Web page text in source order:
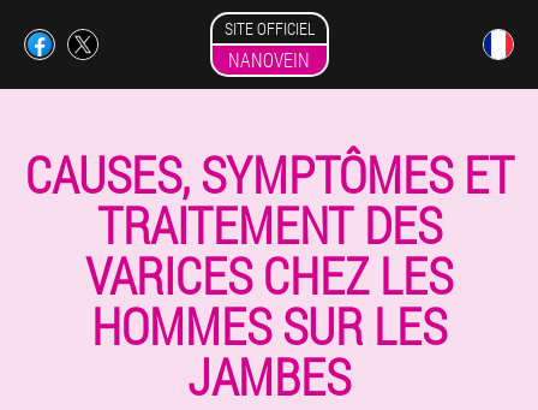
SITE OFFICIEL
NANOVEIN
CAUSES, SYMPTÔMES ET
TRAITEMENT DES
VARICES CHEZ LES
HOMMES SUR LES
JAMBES